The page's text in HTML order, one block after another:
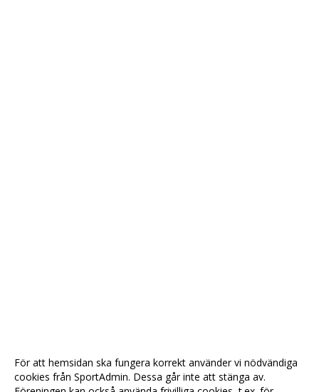
För att hemsidan ska fungera korrekt använder vi nödvändiga
cookies från SportAdmin. Dessa går inte att stänga av.